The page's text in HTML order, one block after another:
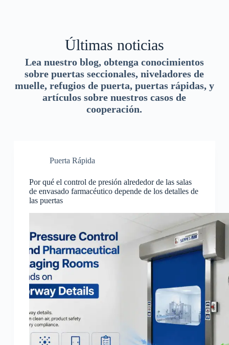
Últimas noticias
Lea nuestro blog, obtenga conocimientos
sobre puertas seccionales, niveladores de
muelle, refugios de puerta, puertas rápidas, y
artículos sobre nuestros casos de
cooperación.
Puerta Rápida
Por qué el control de presión alrededor de las salas
de envasado farmacéutico depende de los detalles de
las puertas